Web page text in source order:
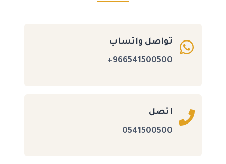
تواصل واتساب
966541500500+
اتصل
0541500500